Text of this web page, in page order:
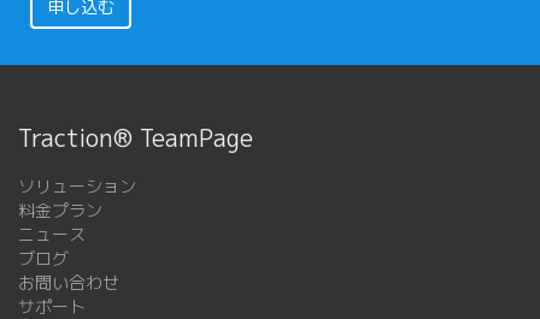
申し込む
Traction® TeamPage
ソリューション
料金プラン
ニュース
ブログ
お問い合わせ
サポート